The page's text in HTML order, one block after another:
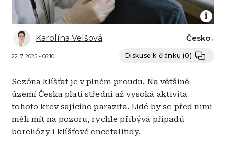
Karolína Velšová
22. 7. 2025 - 06:10
Česko
Diskuse k článku (0)
Sezóna klíšťat je v plném proudu. Na většině
území Česka platí střední až vysoká aktivita
tohoto krev sajícího parazita. Lidé by se před nimi
měli mít na pozoru, rychle přibývá případů
boreliózy i klíšťové encefalitidy.